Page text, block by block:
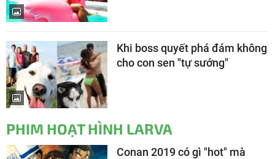
Khi boss quyết phá đám không
cho con sen "tự sướng"
PHIM HOẠT HÌNH LARVA
Conan 2019 có gì "hot" mà